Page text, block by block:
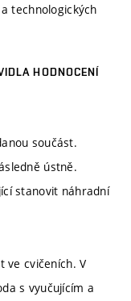
technologických
HODNOCENÍ
součást.
ústně.
stanovit náhradní
ve cvičeních. V
s vyučujícím a